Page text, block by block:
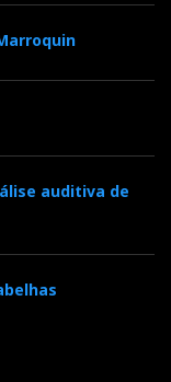
auditiva de